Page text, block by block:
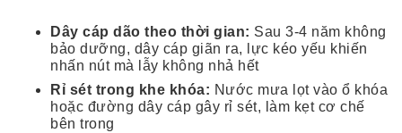
Dây cáp dão theo thời gian: Sau 3-4 năm không
bảo dưỡng, dây cáp giãn ra, lực kéo yếu khiến
nhấn nút mà lẫy không nhả hết
Rỉ sét trong khe khóa: Nước mưa lọt vào ổ khóa
hoặc đường dây cáp gây rỉ sét, làm kẹt cơ chế
bên trong